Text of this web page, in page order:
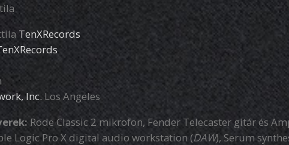
TenXRecords
Inc. Los Angeles
Rode Classic 2 mikrofon, Fender Telecaster gitár és
Logic Pro X digital audio workstation (DAW), Serum